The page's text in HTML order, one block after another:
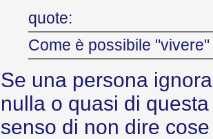
quote:
Come è possibile
Se una persona
nulla o quasi di
senso di non dire